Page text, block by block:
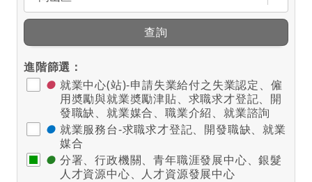
查詢
進階篩選：
● 就業中心(站)-申請失業給付之失業認定、僱
用奬勵與就業奬勵津貼、求職求才登記、開
發職缺、就業媒合、職業介紹、就業諮詢
● 就業服務台-求職求才登記、開發職缺、就業
媒合
● 分署、行政機關、青年職涯發展中心、銀髮
人才資源中心、人才資源發展中心